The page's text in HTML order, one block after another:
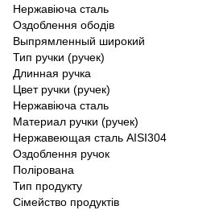
Нержавіюча сталь
Оздоблення ободів
Выпрямленный широкий
Тип ручки (ручек)
Длинная ручка
Цвет ручки (ручек)
Нержавіюча сталь
Материал ручки (ручек)
Нержавеющая сталь AISI304
Оздоблення ручок
Полірована
Тип продукту
Сімейство продуктів